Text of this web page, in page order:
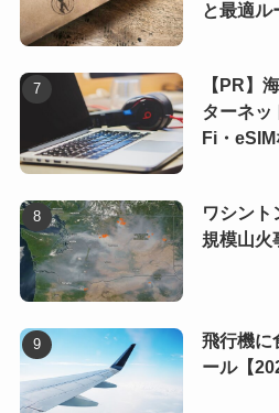
と最適ル
【PR】
ターネッ
Fi・
ワシント
規模山火
飛行機に
ール【